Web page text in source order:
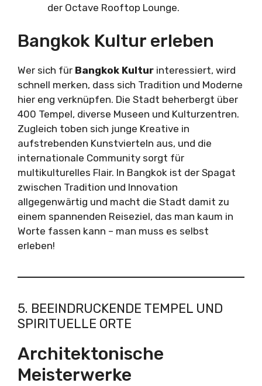
der Octave Rooftop Lounge.
Bangkok Kultur erleben
Wer sich für Bangkok Kultur interessiert, wird
schnell merken, dass sich Tradition und Moderne
hier eng verknüpfen. Die Stadt beherbergt über
400 Tempel, diverse Museen und Kulturzentren.
Zugleich toben sich junge Kreative in
aufstrebenden Kunstvierteln aus, und die
internationale Community sorgt für
multikulturelles Flair. In Bangkok ist der Spagat
zwischen Tradition und Innovation
allgegenwärtig und macht die Stadt damit zu
einem spannenden Reiseziel, das man kaum in
Worte fassen kann – man muss es selbst
erleben!
5. BEEINDRUCKENDE TEMPEL UND
SPIRITUELLE ORTE
Architektonische
Meisterwerke